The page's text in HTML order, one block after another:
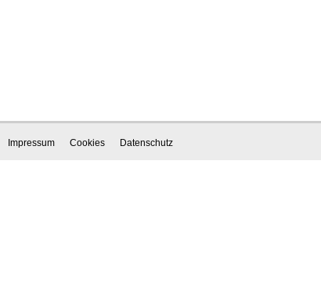
Impressum Cookies Datenschutz